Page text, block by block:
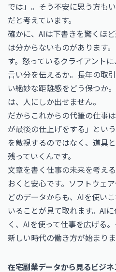
では」。そう不安に思う方も
だと考えています。
確かに、AIは下書きを驚くほ
は分からないものがあります
す。怒っているクライアント
言い分を伝えるか。長年の取
い絶妙な距離感をどう保つか
は、人にしか出せません。
だからこれからの代筆の仕事
が最後の仕上げをする」とい
を敵視するのではなく、道具
残っていくんです。
文章を書く仕事の未来を考え
おくと安心です。 ソフトウェ
どのデータからも、AIを使い
いることが見て取れます。AI
く、AIを使って仕事を広げる
新しい時代の働き方が始まりま
在宅副業データから見るビジ